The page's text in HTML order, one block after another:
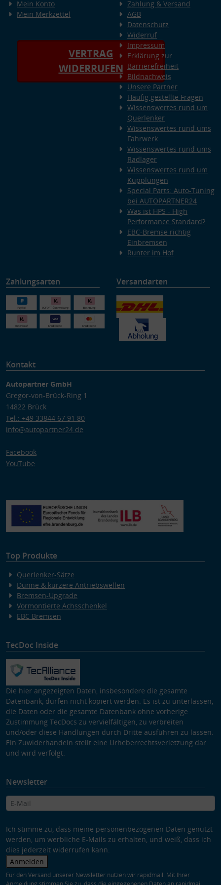
Mein Konto
Mein Merkzettel
VERTRAG
WIDERRUFEN
Zahlung & Versand
AGB
Datenschutz
Widerruf
Impressum
Erklärung zur
Barrierefreiheit
Bildnachweis
Unsere Partner
Häufig gestellte Fragen
Wissenswertes rund um
Querlenker
Wissenswertes rund ums
Fahrwerk
Wissenswertes rund ums
Radlager
Wissenswertes rund um
Kupplungen
Special Parts: Auto-Tuning
bei AUTOPARTNER24
Was ist HPS - High
Performance Standard?
EBC-Bremse richtig
Einbremsen
Runter im Hof
Zahlungsarten Versandarten
Kontakt
Autopartner GmbH
Gregor-von-Brück-Ring 1
14822 Brück
Tel.: +49 33844 67 91 80
info@autopartner24.de
Facebook
YouTube
Top Produkte
Querlenker-Sätze
Dünne & kürzere Antriebswellen
Bremsen-Upgrade
Vormontierte Achsschenkel
EBC Bremsen
TecDoc Inside
Die hier angezeigten Daten, insbesondere die gesamte
Datenbank, dürfen nicht kopiert werden. Es ist zu unterlassen,
die Daten oder die gesamte Datenbank ohne vorherige
Zustimmung TecDocs zu vervielfältigen, zu verbreiten
und/oder diese Handlungen durch Dritte ausführen zu lassen.
Ein Zuwiderhandeln stellt eine Urheberrechtsverletzung dar
und wird verfolgt.
Newsletter
Ich stimme zu, dass meine personenbezogenen Daten genutzt
werden, um werbliche E-Mails zu erhalten, und weiß, dass ich
dies jederzeit widerrufen kann.
Anmelden
Für den Versand unserer Newsletter nutzen wir rapidmail. Mit Ihrer